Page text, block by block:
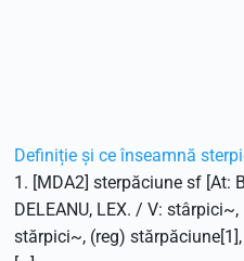
Definiție și ce înseamnă
1. [MDA2] sterpăciune sf [At:
DELEANU, LEX. / V: stârpici~,
stărpici~, (reg)